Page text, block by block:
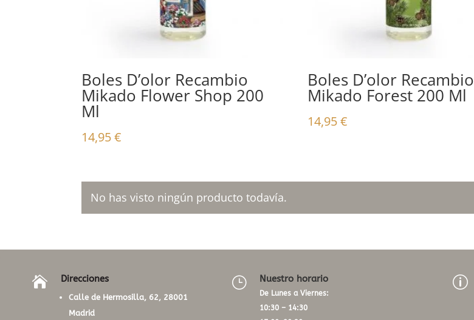
Boles D’olor Recambio
Mikado Flower Shop 200
Ml
14,95€
Boles D’olor Recambio
Mikado Forest 200 Ml
14,95€
No has visto ningún producto todavía.
 Direcciones
Calle de Hermosilla, 62, 28001
Madrid
} Nuestro horario
De Lunes a Viernes:
10:30 – 14:30
p